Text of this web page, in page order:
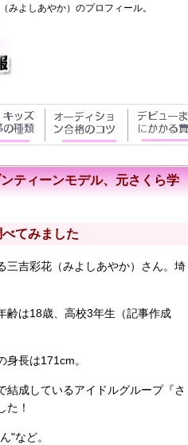
みよしあやか）のプロフィール。
ティーンモデル、元さくら学
てみました
三吉彩花 （みよしあやか）さん。埼
齢は18歳、高校3年生（記事作成
長は171cm。
結成しているアイドルグループ『さ
た！
"など。